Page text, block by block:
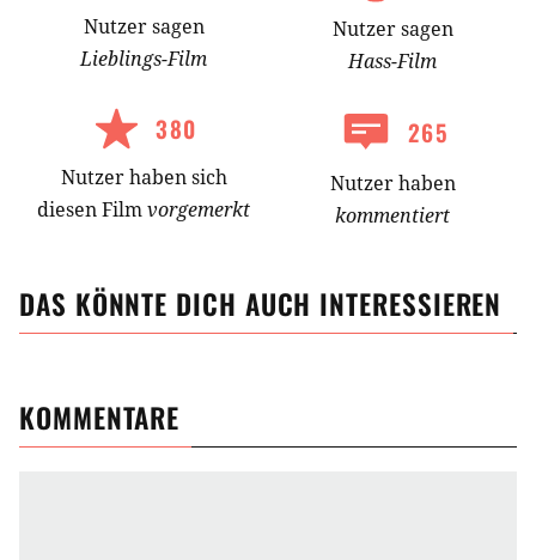
Nutzersagen
Lieblings-Film
Nutzersagen
Hass-Film
380
Nutzerhabensich
diesen Filmvorgemerkt
265
Nutzer haben
kommentiert
DAS KÖNNTE DICH AUCH INTERESSIEREN
KOMMENTARE